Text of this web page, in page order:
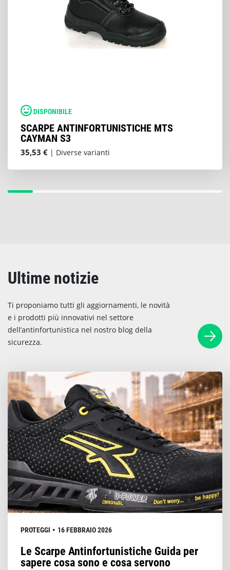
DISPONIBILE
SCARPE ANTINFORTUNISTICHE MTS
CAYMAN S3
35,53 € | Diverse varianti
Ultime notizie
Ti proponiamo tutti gli aggiornamenti, le novità
e i prodotti più innovativi nel settore
dell’antinfortunistica nel nostro blog della
sicurezza.
PROTEGGI • 16 FEBBRAIO 2026
Le Scarpe Antinfortunistiche Guida per
sapere cosa sono e cosa servono